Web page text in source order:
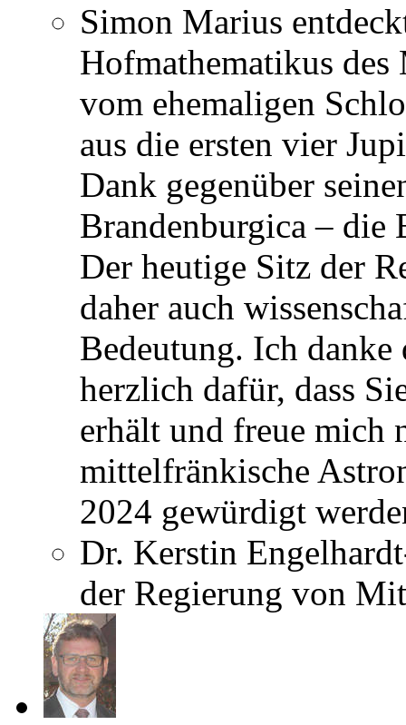
Simon Marius
Hofmathematikus des
vom ehemaligen
aus die ersten vier
Dank gegenüber
Brandenburgica – die
Der heutige Sitz der
daher auch
Bedeutung. Ich
herzlich dafür, dass
erhält und freue mich
mittelfränkische
2024 gewürdigt
Dr. Kerstin
der Regierung von